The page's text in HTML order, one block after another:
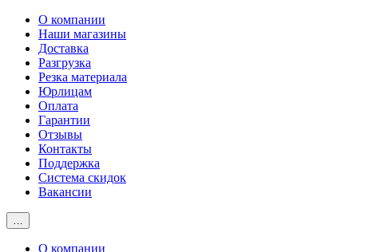
О компании
Наши магазины
Доставка
Разгрузка
Резка материала
Юрлицам
Оплата
Гарантии
Отзывы
Контакты
Поддержка
Система скидок
Вакансии
…
О компании